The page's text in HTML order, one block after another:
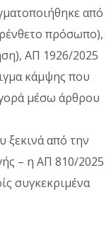
από
πρόσωπο),
ΑΠ 1926/2025
κάμψης που
μέσω άρθρου
ξεκινά από την
– η ΑΠ 810/2025
συγκεκριμένα